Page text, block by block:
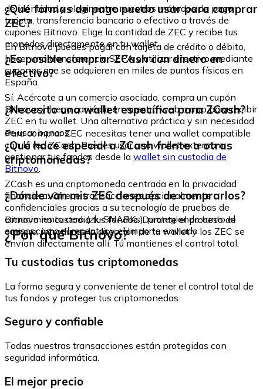
de identidad y elegir entre nuestros métodos de pago:
tarjeta, transferencia bancaria o efectivo a través de
cupones Bitnovo. Elige la cantidad de ZEC y recibe tus
monedas directamente en tu wallet.
¿Qué formas de pago puedo usar para comprar
ZEC?
En Bitnovo puedes pagar con tarjeta de crédito o débito,
hacer una transferencia SEPA o utilizar efectivo mediante
cupones que se adquieren en miles de puntos físicos en
España.
¿Es posible comprar ZCash con dinero en
efectivo?
Sí. Acércate a un comercio asociado, compra un cupón
Bitnovo y luego canjéalo en nuestra web o app para recibir
ZEC en tu wallet. Una alternativa práctica y sin necesidad
de usar bancos.
¿Necesito una wallet específica para ZCash?
Para comprar ZEC necesitas tener una wallet compatible
con la red ZCash. Puedes usar una wallet externa o
gestionar tus fondos desde la wallet sin custodia de
Bitnovo.
¿Qué hace especial a ZCash frente a otras
criptomonedas?
ZCash es una criptomoneda centrada en la privacidad
financiera. Ofrece transacciones opcionalmente
confidenciales gracias a su tecnología de pruebas de
conocimiento cero (zk-SNARKs), protegiendo tanto el
emisor como el receptor y el importe enviado.
¿Dónde van mis ZEC después de comprarlos?
Bitnovo no custodia tus fondos. Durante el proceso de
compra, introduces la dirección de tu wallet y los ZEC se
envían directamente allí. Tú mantienes el control total.
¿Por qué Bitnovo?
Tu custodias tus criptomonedas
La forma segura y conveniente de tener el control total de
tus fondos y proteger tus criptomonedas.
Seguro y confiable
Todas nuestras transacciones están protegidas con
seguridad informática.
El mejor precio